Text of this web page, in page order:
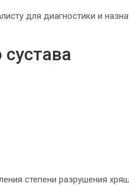
для диагностики и
степени разрушения